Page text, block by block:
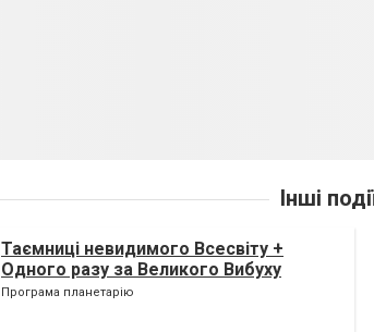
Інші
Таємниці невидимого Всесвіту +
Одного разу за Великого Вибуху
Програма планетарію